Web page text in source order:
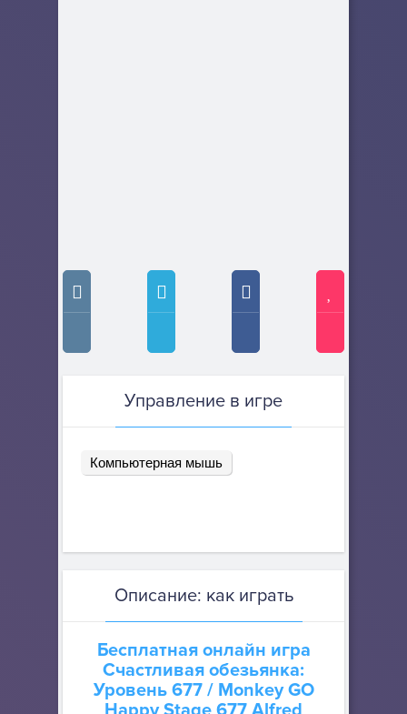
Управление в игре
Компьютерная мышь
Описание: как играть
Бесплатная онлайн игра
Счастливая обезьянка:
Уровень 677/ Monkey GO